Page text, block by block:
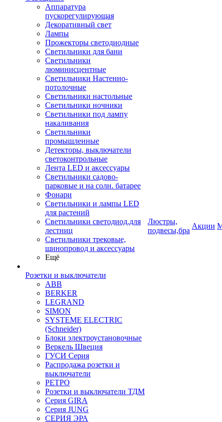
Аппаратура
пускорегулирующая
Декоративный свет
Лампы
Прожекторы светодиодные
Светильники для бани
Светильники
люминисцентные
Светильники Настенно-
потолочные
Светильники настольные
Светильники ночники
Светильники под лампу
накаливания
Светильники
промышленные
Детекторы, выключатели
светоконтрольные
Лента LED и аксессуары
Светильники садово-
парковые и на солн. батарее
Фонари
Светильники и лампы LED
для растений
Светильники светодиод.для
лестниц
Светильники трековые,
шинопровод и аксессуары
Ещё
Розетки и выключатели
ABB
BERKER
LEGRAND
SIMON
SYSTEME ELECTRIC
(Schneider)
Блоки электроустановочные
Веркель Швеция
ГУСИ Серия
Распродажа розетки и
выключатели
РЕТРО
Розетки и выключатели ТДМ
Серия GIRA
Серия JUNG
СЕРИЯ ЭРА
Люстры,
подвесы,бра
Акции